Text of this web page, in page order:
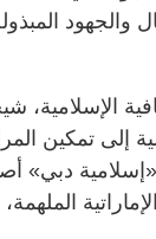
والجهود
إلى تمكين
دبي»